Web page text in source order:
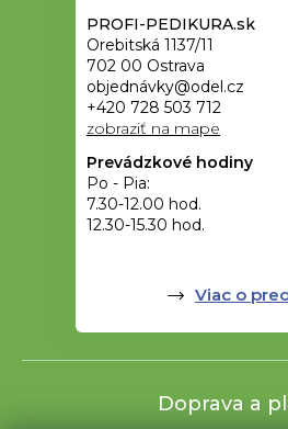
PROFI-PEDIKURA.sk
Orebitská 1137/11
702 00 Ostrava
objednávky@odel.cz
+420 728 503 712
zobraziť na mape
Prevádzkové hodiny
Po - Pia:
7.30-12.00 hod.
12.30-15.30 hod.
Viac o
Doprava a